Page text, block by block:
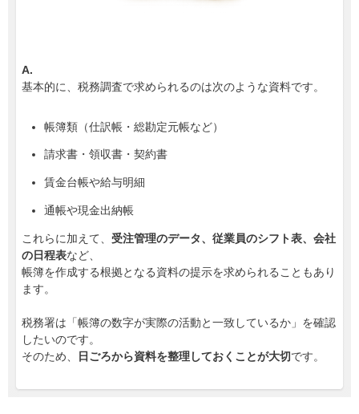
A.
基本的に、税務調査で求められるのは次のような資料です。
帳簿類（仕訳帳・総勘定元帳など）
請求書・領収書・契約書
賃金台帳や給与明細
通帳や現金出納帳
これらに加えて、 受注管理のデータ、従業員のシフト表、会社
の日程表など、
帳簿を作成する根拠となる資料の提示を求められることもあり
ます。
税務署は「帳簿の数字が実際の活動と一致しているか」を確認
したいのです。
そのため、
日ごろから資料を整理しておくことが大切です。